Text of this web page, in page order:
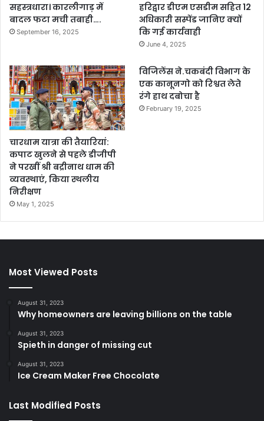
सहस्त्रधारा। कारलीगाड़ में
बादल फटा मची तबाही….
September 16, 2025
हरिद्वार डीएम एसडीम सहित 12
अधिकारी सस्पेंड जानिए क्यों
कि गई कार्यवाही
June 4, 2025
चारधाम यात्रा की तैयारियां:
कपाट खुलने से पहले डीजीपी
ने परखीं श्री बद्रीनाथ धाम की
व्यवस्थाएं, किया स्थलीय
निरीक्षण
May 1, 2025
विजिलेंस ने.चकबंदी विभाग के
एक कानूनगो को रिश्वत लेते
रंगे हाथ दबोचा है
February 19, 2025
Most Viewed Posts
August 31, 2023
Why homeowners are leaving billions on the table
August 31, 2023
Spieth in danger of missing cut
August 31, 2023
Ice Cream Maker Free Chocolate
Last Modified Posts